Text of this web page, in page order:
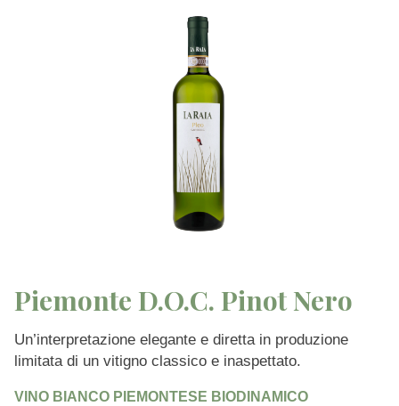
Piemonte D.O.C. Pinot Nero
Un’interpretazione elegante e diretta in produzione
limitata di un vitigno classico e inaspettato.
VINO BIANCO PIEMONTESE BIODINAMICO